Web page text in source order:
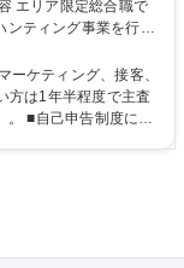
ティング事業を行う
《働き方や目標達成
設定■要件に合う候補
行うため、既存顧客
ーケティング、接客、
方は1年半程度で主査
度に